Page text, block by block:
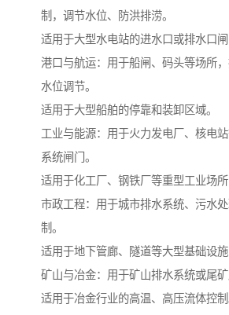
制，调节水位、防洪排涝。
适用于大型水电站的进水口或排水口闸
港口与航运：用于船闸、码头等场所
水位调节。
适用于大型船舶的停靠和装卸区域。
工业与能源：用于火力发电厂、核电
系统闸门。
适用于化工厂、钢铁厂等重型工业场所
市政工程：用于城市排水系统、污水
制。
适用于地下管廊、隧道等大型基础设施
矿山与冶金：用于矿山排水系统或尾矿
适用于冶金行业的高温、高压流体控制